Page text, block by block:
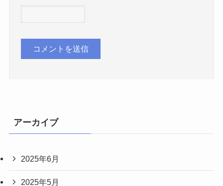
アーカイブ
2025年6月
2025年5月